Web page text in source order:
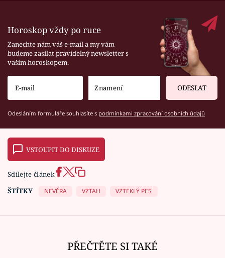
Horoskop vždy po ruce
Zanechte nám váš e-mail a my vám
budeme zasílat pravidelný newsletter s
vaším horoskopem.
ODESLAT
Odesláním formuláře souhlasíte s podmínkami zpracování osobních údajů
VSTOUPIT DO DISKUZE
Sdílejte článek
ŠTÍTKY
NEVĚRA VZTAH VZTEKLÝ PES
PŘEČTĚTE SI TAKÉ